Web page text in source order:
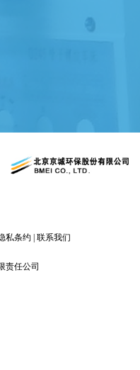
私条约 联系我们
责任公司